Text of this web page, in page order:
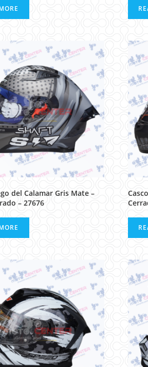
del Calamar Gris Mate –
– 27676